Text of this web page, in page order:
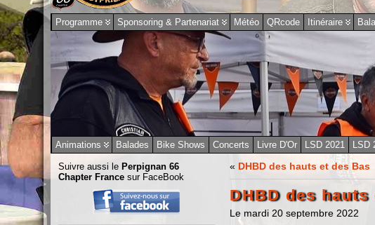
Programme Sponsoring & Partenariat Météo QRcode Itinéraire
Animations Balades Bike Shows Concerts Livre D'Or LSD 2021 LSD
Suivre aussi le Perpignan 66
Chapter France sur FaceBook
« DHBD des hauts et des Bas
DHBD des
Le mardi 20 septembre 2022